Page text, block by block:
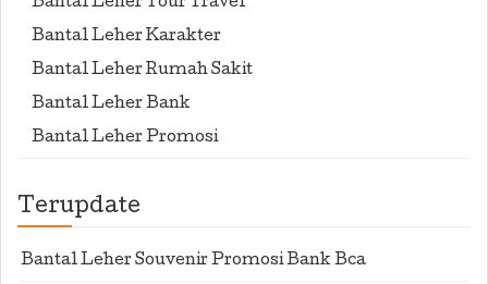
Bantal Leher Tour Travel
Bantal Leher Karakter
Bantal Leher Rumah Sakit
Bantal Leher Bank
Bantal Leher Promosi
Terupdate
Bantal Leher Souvenir Promosi Bank Bca